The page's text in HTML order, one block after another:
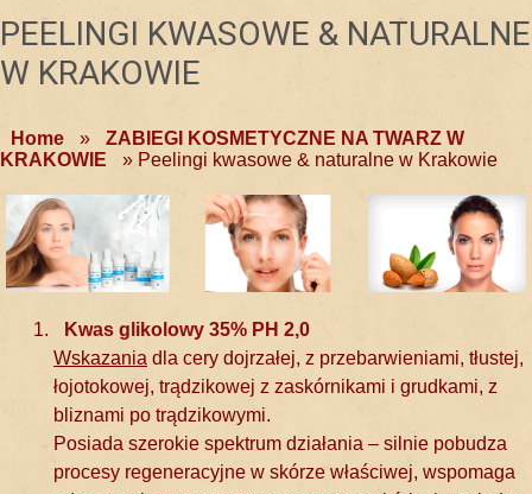
PEELINGI KWASOWE & NATURALNE
W KRAKOWIE
Home »
ZABIEGI KOSMETYCZNE NA TWARZ W
KRAKOWIE
» Peelingi kwasowe & naturalne w Krakowie
Kwas glikolowy 35% PH 2,0
Wskazania dla cery dojrzałej, z przebarwieniami, tłustej,
łojotokowej, trądzikowej z zaskórnikami i grudkami, z
bliznami po trądzikowymi.
Posiada szerokie spektrum działania – silnie pobudza
procesy regeneracyjne w skórze właściwej, wspomaga